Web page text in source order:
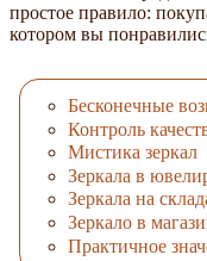
простое правило:
котором вы
Бесконечные
Контроль
Мистика зеркал
Зеркала в
Зеркала на
Зеркало в
Практичное